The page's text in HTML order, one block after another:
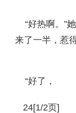
“好热啊。”
来了一半，惹
“好了，
24[1/2页]